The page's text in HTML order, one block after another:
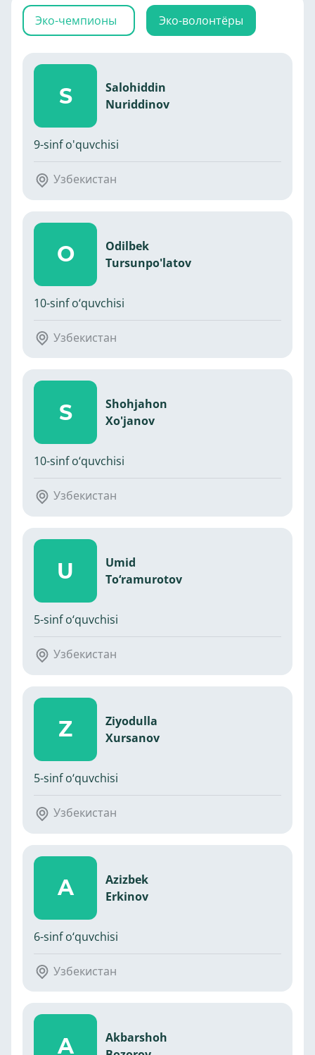
Эко-чемпионы Эко-волонтёры
S
Salohiddin
Nuriddinov
9-sinf o'quvchisi
Узбекистан
O
Odilbek
Tursunpo'latov
10-sinf o‘quvchisi
Узбекистан
S
Shohjahon
Xo'janov
10-sinf o‘quvchisi
Узбекистан
U
Umid
To‘ramurotov
5-sinf o‘quvchisi
Узбекистан
Z
Ziyodulla
Xursanov
5-sinf o‘quvchisi
Узбекистан
A
Azizbek
Erkinov
6-sinf o‘quvchisi
Узбекистан
A
Akbarshoh